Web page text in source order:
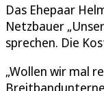
Das Ehepaar
Netzbauer
sprechen. Die
„Wollen wir mal